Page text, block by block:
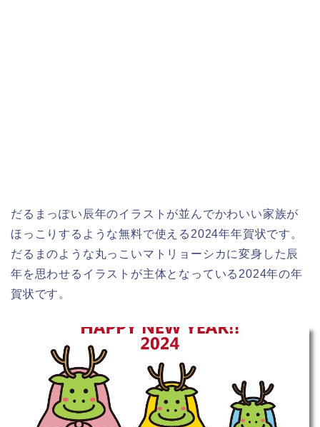
だるまっぽい辰年のイラストが並んでかわいい家族が
ほっこりするような無料で使える2024年年賀状です。
だるまのような丸っこいマトリョーシカに変身した辰
年を思わせるイラストが主体となっている2024年の年
賀状です。